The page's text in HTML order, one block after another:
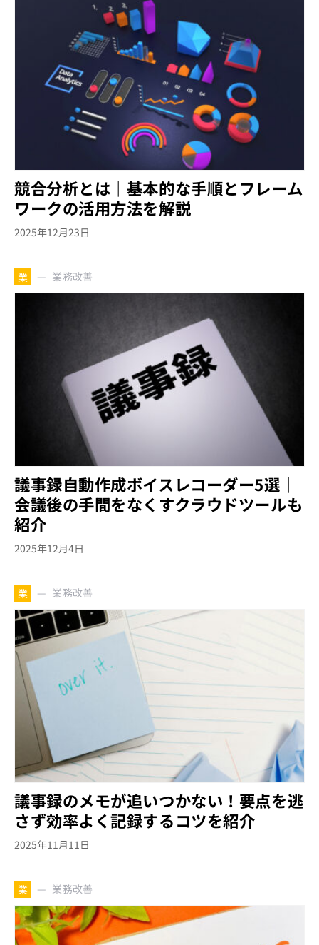
競合分析とは｜基本的な手順とフレーム
ワークの活用方法を解説
2025年12月23日
業 業務改善
議事録自動作成ボイスレコーダー5選｜
会議後の手間をなくすクラウドツールも
紹介
2025年12月4日
業 業務改善
議事録のメモが追いつかない！要点を逃
さず効率よく記録するコツを紹介
2025年11月11日
業 業務改善